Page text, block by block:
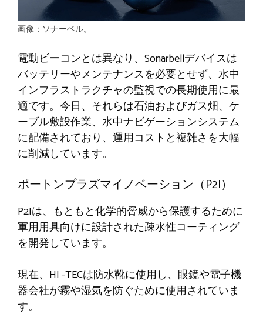
画像：ソナーベル。
電動ビーコンとは異なり、Sonarbellデバイスは
バッテリーやメンテナンスを必要とせず、水中
インフラストラクチャの監視での長期使用に最
適です。今日、それらは石油およびガス畑、ケ
ーブル敷設作業、水中ナビゲーションシステム
に配備されており、運用コストと複雑さを大幅
に削減しています。
ポートンプラズマイノベーション（P2I）
P2Iは、もともと化学的脅威から保護するために
軍用用具向けに設計された疎水性コーティング
を開発しています。
現在、HI -TECは防水靴に使用し、眼鏡や電子機
器会社が霧や湿気を防ぐために使用されていま
す。